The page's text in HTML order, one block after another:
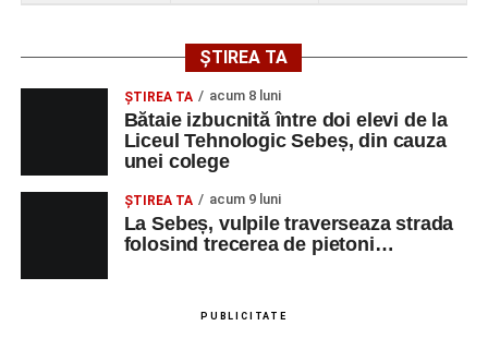
ȘTIREA TA
ŞTIREA TA acum 8 luni
Bătaie izbucnită între doi elevi de la
Liceul Tehnologic Sebeș, din cauza
unei colege
ŞTIREA TA acum 9 luni
La Sebeș, vulpile traverseaza strada
folosind trecerea de pietoni…
PUBLICITATE